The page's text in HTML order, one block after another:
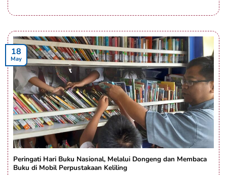
Peringati Hari Buku Nasional, Melalui Dongeng dan Membaca
Buku di Mobil Perpustakaan Keliling
18
May